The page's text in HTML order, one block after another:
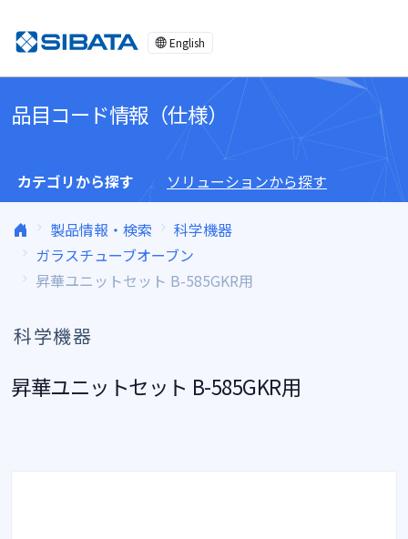
English
品目コード情報（仕様）
カテゴリから探す ソリューションから探す
製品情報・検索
科学機器
ガラスチューブオーブン
昇華ユニットセット B-585GKR用
科学機器
昇華ユニットセット B-585GKR用